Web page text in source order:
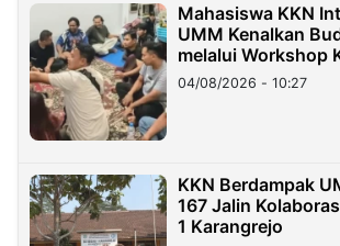
Mahasiswa KKN
UMM Kenalkan
melalui Workshop
di Taiwan
04/08/2026 - 10:27
KKN Berdampak
167 Jalin
1 Karangrejo